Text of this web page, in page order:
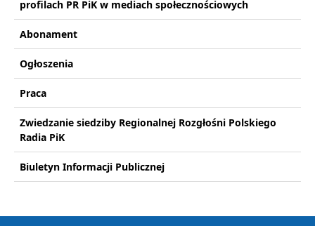
profilach PR PiK w mediach społecznościowych
Abonament
Ogłoszenia
Praca
Zwiedzanie siedziby Regionalnej Rozgłośni Polskiego
Radia PiK
Biuletyn Informacji Publicznej